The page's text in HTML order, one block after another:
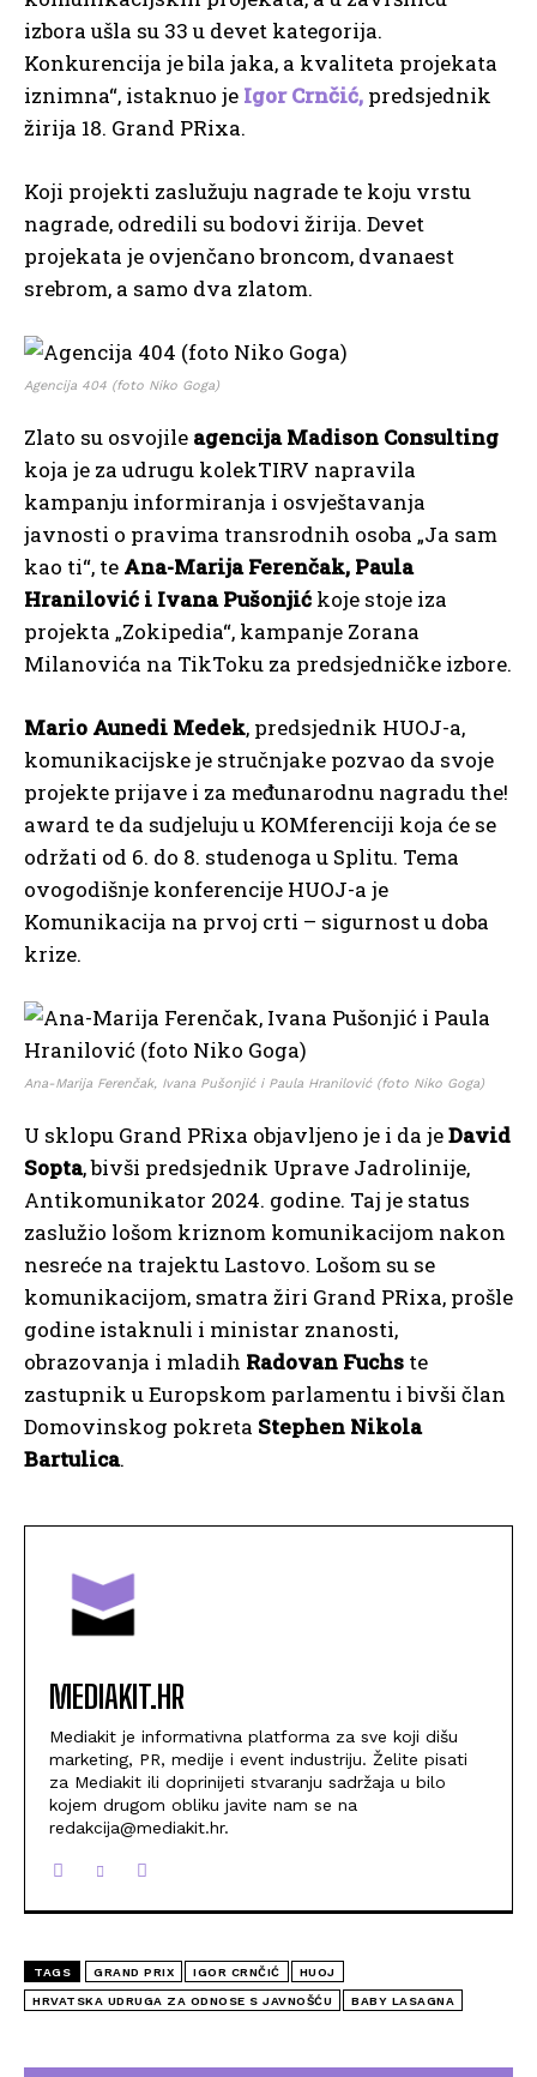
izbora ušla su 33 u devet kategorija.
Konkurencija je bila jaka, a kvaliteta projekata
iznimna“, istaknuo je Igor Crnčić, predsjednik
žirija 18. Grand PRixa.
Koji projekti zaslužuju nagrade te koju vrstu
nagrade, odredili su bodovi žirija. Devet
projekata je ovjenčano broncom, dvanaest
srebrom, a samo dva zlatom.
Agencija 404 (foto Niko Goga)
Zlato su osvojile agencija Madison Consulting
koja je za udrugu kolekTIRV napravila
kampanju informiranja i osvještavanja
javnosti o pravima transrodnih osoba „Ja sam
kao ti“, te Ana-Marija Ferenčak, Paula
Hranilović i Ivana Pušonjić koje stoje iza
projekta „Zokipedia“, kampanje Zorana
Milanovića na TikToku za predsjedničke izbore.
Mario Aunedi Medek, predsjednik HUOJ-a,
komunikacijske je stručnjake pozvao da svoje
projekte prijave i za međunarodnu nagradu the!
award te da sudjeluju u KOMferenciji koja će se
održati od 6. do 8. studenoga u Splitu. Tema
ovogodišnje konferencije HUOJ-a je
Komunikacija na prvoj crti – sigurnost u doba
krize.
Ana-Marija Ferenčak, Ivana Pušonjić i Paula Hranilović (foto Niko Goga)
U sklopu Grand PRixa objavljeno je i da jeDavid
Sopta, bivši predsjednik Uprave Jadrolinije,
Antikomunikator 2024. godine. Taj je status
zaslužio lošom kriznom komunikacijom nakon
nesreće na trajektu Lastovo. Lošom su se
komunikacijom, smatra žiri Grand PRixa, prošle
godine istaknuli i ministar znanosti,
obrazovanja i mladih Radovan Fuchs te
zastupnik u Europskom parlamentu i bivši član
Domovinskog pokreta Stephen Nikola
Bartulica.
MEDIAKIT.HR
Mediakit je informativna platforma za sve koji dišu
marketing, PR, medije i event industriju. Želite pisati
za Mediakit ili doprinijeti stvaranju sadržaja u bilo
kojem drugom obliku javite nam se na
redakcija@mediakit.hr.
TAGS GRAND PRIX IGOR CRNČIĆ HUOJ
HRVATSKA UDRUGA ZA ODNOSE S JAVNOŠĆU BABY LASAGNA